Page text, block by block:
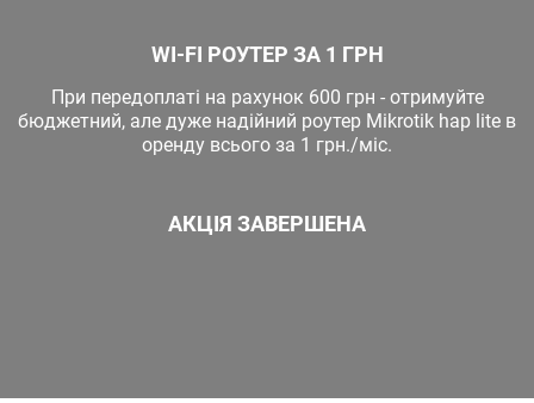
WI-FI РОУТЕР ЗА 1 ГРН
При передоплаті на рахунок 600 грн - отримуйте
бюджетний, але дуже надійний роутер Mikrotik hap lite в
оренду всього за 1 грн./міс.
АКЦІЯ ЗАВЕРШЕНА